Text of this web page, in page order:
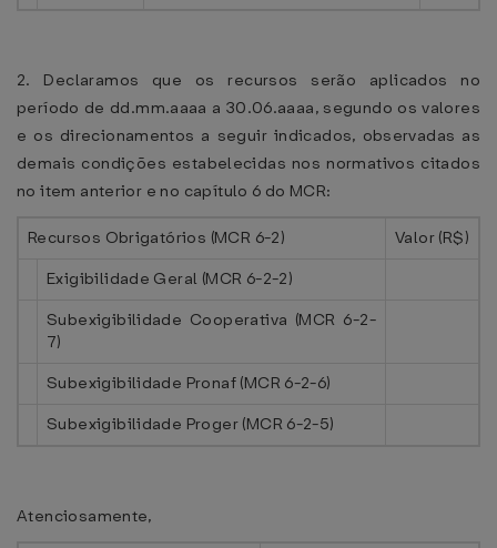
2. Declaramos que os recursos serão aplicados no
período de dd.mm.aaaa a 30.06.aaaa, segundo os valores
e os direcionamentos a seguir indicados, observadas as
demais condições estabelecidas nos normativos citados
no item anterior e no capítulo 6 do MCR:
Recursos Obrigatórios (MCR 6-2)
Valor (R$)
Exigibilidade Geral (MCR 6-2-2)
Subexigibilidade Cooperativa (MCR 6-2-
7)
Subexigibilidade Pronaf (MCR 6-2-6)
Subexigibilidade Proger (MCR 6-2-5)
Atenciosamente,